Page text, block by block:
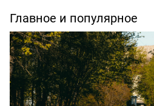
Главное и популярное